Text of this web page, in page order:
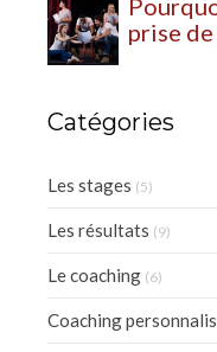
prise
Catégories
Les stages (5)
Les résultats (9)
Le coaching (6)
Coaching